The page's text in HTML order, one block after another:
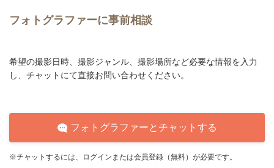
フォトグラファーに事前相談
希望の撮影日時、撮影ジャンル、撮影場所など必要な情報を入力
し、チャットにて直接お問い合わせください。
フォトグラファーとチャットする
※チャットするには、ログインまたは会員登録（無料）が必要です。